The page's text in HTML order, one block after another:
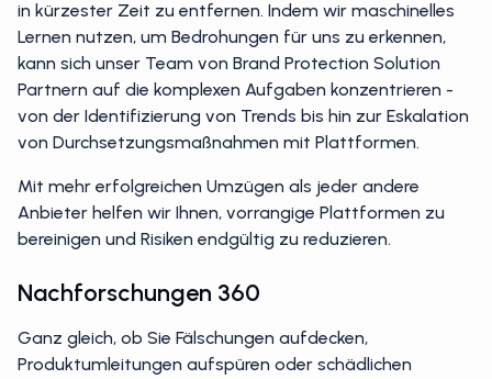
in kürzester Zeit zu entfernen. Indem wir maschinelles
Lernen nutzen, um Bedrohungen für uns zu erkennen,
kann sich unser Team von Brand Protection Solution
Partnern auf die komplexen Aufgaben konzentrieren -
von der Identifizierung von Trends bis hin zur Eskalation
von Durchsetzungsmaßnahmen mit Plattformen.
Mit mehr erfolgreichen Umzügen als jeder andere
Anbieter helfen wir Ihnen, vorrangige Plattformen zu
bereinigen und Risiken endgültig zu reduzieren.
Nachforschungen 360
Ganz gleich, ob Sie Fälschungen aufdecken,
Produktumleitungen aufspüren oder schädlichen